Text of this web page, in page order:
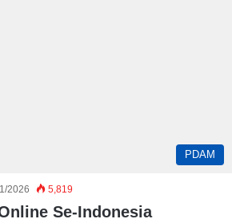
PDAM
2026 5,819
Se-Indonesia